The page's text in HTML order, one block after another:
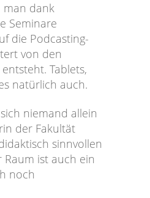
man dank
Seminare
die Podcasting-
von den
Tablets,
natürlich auch.
niemand allein
der Fakultät
sinnvollen
Raum ist auch ein
noch